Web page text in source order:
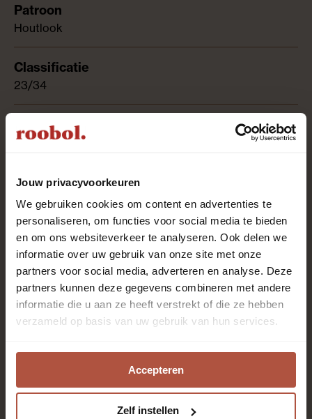
Jouw privacyvoorkeuren
We gebruiken cookies om content en advertenties te
personaliseren, om functies voor social media te bieden
en om ons websiteverkeer te analyseren. Ook delen we
informatie over uw gebruik van onze site met onze
partners voor social media, adverteren en analyse. Deze
partners kunnen deze gegevens combineren met andere
informatie die u aan ze heeft verstrekt of die ze hebben
verzameld op basis van uw gebruik van hun services.
Accepteren
Zelf instellen
Houtlook
23/34
2.226
4-zijdig
0.55 mm
Kantoren en winkels, Keuken, Slaapkamer,
Thuiskantoor, Woonkamer
8